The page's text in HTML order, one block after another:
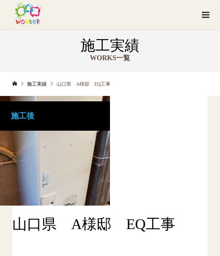
施工実績
WORKS一覧
施工実績 山口県 A様邸 EQ工事
施工後
山口県 A様邸 EQ工事